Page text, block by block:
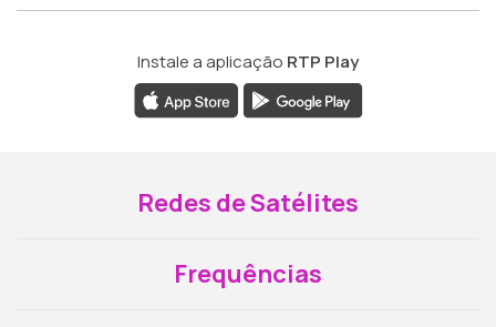
Instale a aplicação RTP Play
Redes de Satélites
Frequências